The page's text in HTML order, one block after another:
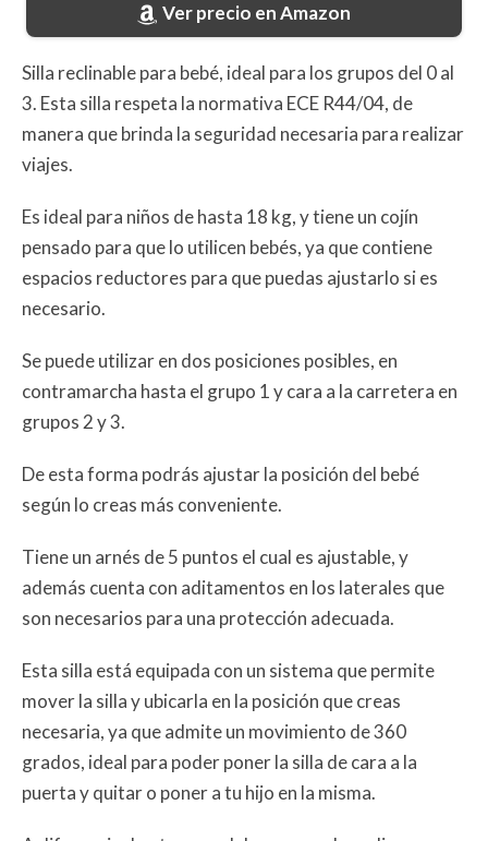
Ver precio en Amazon
Silla reclinable para bebé, ideal para los grupos del 0 al
3. Esta silla respeta la normativa ECE R44/04, de
manera que brinda la seguridad necesaria para realizar
viajes.
Es ideal para niños de hasta 18 kg, y tiene un cojín
pensado para que lo utilicen bebés, ya que contiene
espacios reductores para que puedas ajustarlo si es
necesario.
Se puede utilizar en dos posiciones posibles, en
contramarcha hasta el grupo 1 y cara a la carretera en
grupos 2 y 3.
De esta forma podrás ajustar la posición del bebé
según lo creas más conveniente.
Tiene un arnés de 5 puntos el cual es ajustable, y
además cuenta con aditamentos en los laterales que
son necesarios para una protección adecuada.
Esta silla está equipada con un sistema que permite
mover la silla y ubicarla en la posición que creas
necesaria, ya que admite un movimiento de 360
grados, ideal para poder poner la silla de cara a la
puerta y quitar o poner a tu hijo en la misma.